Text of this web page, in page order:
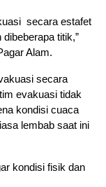
secara estafet
titik,”
Alam.
secara
evakuasi tidak
kondisi cuaca
lembab saat ini
kondisi fisik dan